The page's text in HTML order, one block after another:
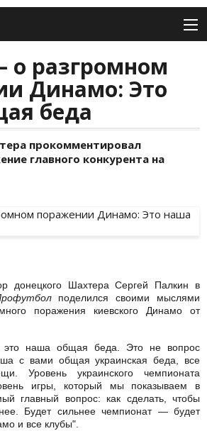
о разгромном
Динамо: Это
беда
прокомментировал
главного конкурента на
донецкого Шахтера Сергей Палкин в
поделился своими мыслями
поражения киевского Динамо от
это наша общая беда. Это не вопрос
с вами общая украинская беда, все
Уровень украинского чемпионата
игры, который мы показываем в
главный вопрос: как сделать, чтобы
Будет сильнее чемпионат — будет
и все клубы".